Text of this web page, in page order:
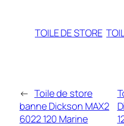
TOILE DE STORE
← Toile de store
banne Dickson MAX2
6022 120 Marine